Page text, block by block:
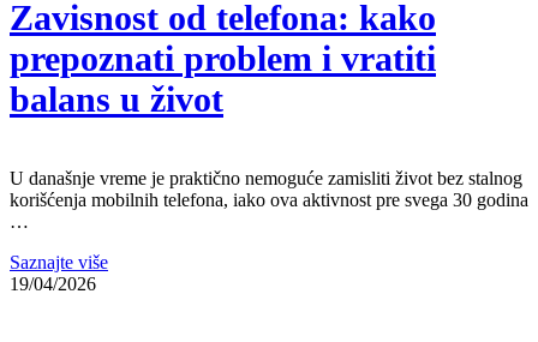
Zavisnost od telefona: kako
prepoznati problem i vratiti
balans u život
U današnje vreme je praktično nemoguće zamisliti život bez stalnog
korišćenja mobilnih telefona, iako ova aktivnost pre svega 30 godina
…
Saznajte više
19/04/2026